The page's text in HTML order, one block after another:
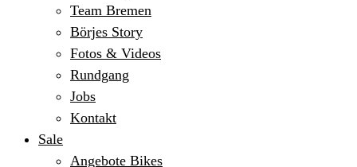
Team Bremen
Börjes Story
Fotos & Videos
Rundgang
Jobs
Kontakt
Sale
Angebote Bikes